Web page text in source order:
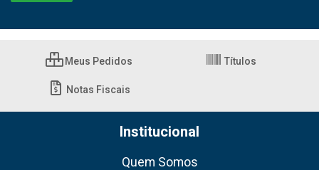
Meus Pedidos Títulos
Notas Fiscais
Institucional
Quem Somos